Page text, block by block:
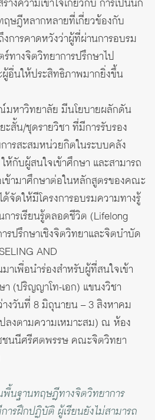
างความเข้าใจเกี่ยวกับ การเป็นนัก
ษฎีหลากหลายที่เกี่ยวข้องกับ
การคาดหวังว่าผู้ที่ผ่านการอบรม
ทางจิตวิทยาการปรึกษาไป
อื่นให้ประสิทธิภาพมากยิ่งขึ้น
หาวิทยาลัย มีนโยบายผลักดัน
ะสั้น/ชุดรายวิชา ที่มีการรับรอง
ารสะสมหน่วยกิตในระบบคลัง
กับผู้สนใจเข้าศึกษา และสามารถ
ข้ามาศึกษาต่อในหลักสูตรของคณะ
จัดให้มีโครงการอบรมความทางรู้
ารเรียนรู้ตลอดชีวิต (Lifelong
รปรึกษาเชิงจิตวิทยาและจิตบำบัด
AND
มาเพื่อนำร่องสำหรับผู้ที่สนใจเข้า
(ปริญญาโท-เอก) แขนงวิชา
งวันที่ 8 มิถุนายน – 3 สิงหาคม
ลงตามความเหมาะสม) ณ ห้อง
ชนนีศรีศตพรรษ คณะจิตวิทยา
พื้นฐานทฤษฎีทางจิตวิทยาการ
ารฝึกปฏิบัติ ผู้เรียนยังไม่สามารถ